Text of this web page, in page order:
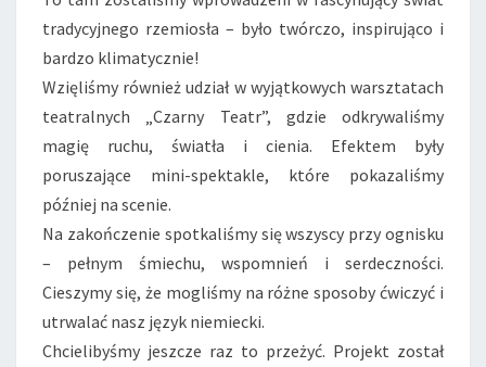
tradycyjnego rzemiosła – było twórczo, inspirująco i
bardzo klimatycznie!
Wzięliśmy również udział w wyjątkowych warsztatach
teatralnych „Czarny Teatr”, gdzie odkrywaliśmy
magię ruchu, światła i cienia. Efektem były
poruszające mini-spektakle, które pokazaliśmy
później na scenie.
Na zakończenie spotkaliśmy się wszyscy przy ognisku
– pełnym śmiechu, wspomnień i serdeczności.
Cieszymy się, że mogliśmy na różne sposoby ćwiczyć i
utrwalać nasz język niemiecki.
Chcielibyśmy jeszcze raz to przeżyć. Projekt został